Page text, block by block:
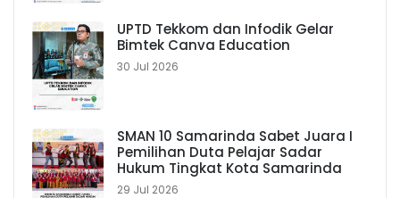
UPTD Tekkom dan Infodik Gelar
Bimtek Canva Education
30 Jul 2026
SMAN 10 Samarinda Sabet Juara I
Pemilihan Duta Pelajar Sadar
Hukum Tingkat Kota Samarinda
29 Jul 2026